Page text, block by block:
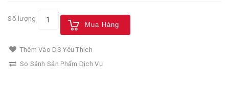
Số lượng
Mua Hàng
Thêm Vào DS Yêu Thích
So Sánh Sản Phẩm Dịch Vụ